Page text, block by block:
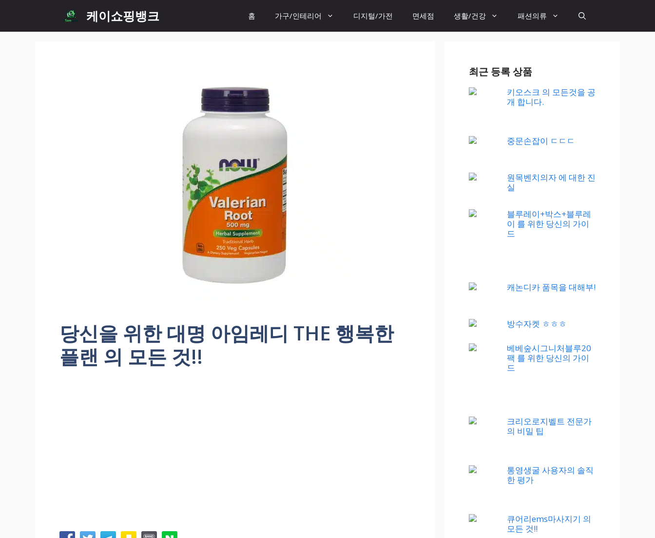
content
케이쇼핑뱅크 홈 가구/인테리어 디지털/가전 면세점 생활/건강 패션의류
당신을 위한 대명 아임레디 THE 행복한
플랜 의 모든 것!!
최근 등록 상품
키오스크 의 모든것을 공
개 합니다.
중문손잡이 ㄷㄷㄷ
원목벤치의자 에 대한 진
실
블루레이+박스+블루레
이 를 위한 당신의 가이
드
캐논디카 품목을 대해부!
방수자켓 ㅎㅎㅎ
베베숲시그니처블루20
팩 를 위한 당신의 가이
드
크리오로지벨트 전문가
의 비밀 팁
통영생굴 사용자의 솔직
한 평가
큐어리ems마사지기 의
모든 것!!